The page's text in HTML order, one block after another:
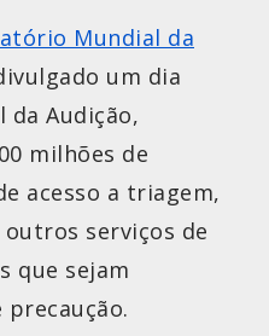
Mundial da
um dia
da Audição,
milhões de
acesso a triagem,
serviços de
que sejam